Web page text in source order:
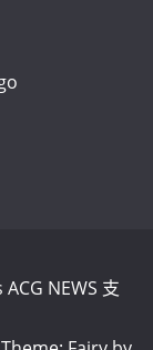
NEWS 支